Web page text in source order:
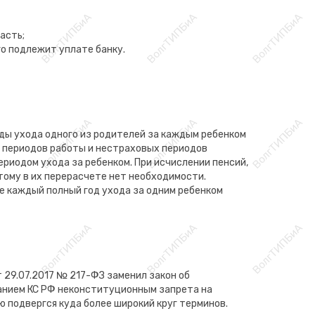
подлежит уплате банку.
ухода одного из родителей за каждым ребенком
работы и нестраховых периодов
ухода за ребенком. При исчислении пенсий,
в их перерасчете нет необходимости.
каждый полный год ухода за одним ребенком
29.07.2017 № 217-ФЗ заменил закон об
КС РФ неконституционным запрета на
куда более широкий круг терминов.